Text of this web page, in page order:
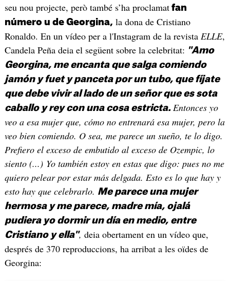
seu nou projecte, però també s’ha proclamatfan
número u de Georgina, la dona de Cristiano
Ronaldo. En un vídeo per a l'Instagram de la revista ELLE,
Candela Peña deia el següent sobre la celebritat: "Amo
Georgina, me encanta que salga comiendo
jamón y fuet y panceta por un tubo, que fíjate
que debe vivir al lado de un señor que es sota
caballo y rey con una cosa estricta. Entonces yo
veo a esa mujer que, cómo no entrenará esa mujer, pero la
veo bien comiendo. O sea, me parece un sueño, te lo digo.
Prefiero el exceso de embutido al exceso de Ozempic, lo
siento (...) Yo también estoy en estas que digo: pues no me
quiero pelear por estar más delgada. Esto es lo que hay y
esto hay que celebrarlo. Me parece una mujer
hermosa y me parece, madre mía, ojalá
pudiera yo dormir un día en medio, entre
Cristiano y ella", deia obertament en un vídeo que,
després de 370 reproduccions, ha arribat a les oïdes de
Georgina: